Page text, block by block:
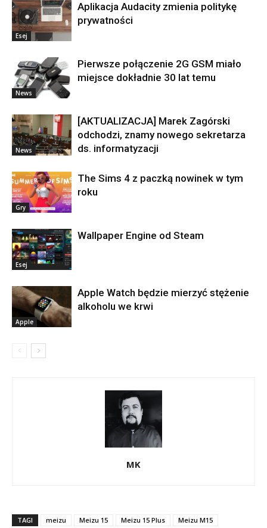
Esej
Aplikacja Audacity zmienia politykę
prywatności
News
Pierwsze połączenie 2G GSM miało
miejsce dokładnie 30 lat temu
News
[AKTUALIZACJA] Marek Zagórski
odchodzi, znamy nowego sekretarza
ds. informatyzacji
Gry
The Sims 4 z paczką nowinek w tym
roku
Esej
Wallpaper Engine od Steam
Apple
Apple Watch będzie mierzyć stężenie
alkoholu we krwi
MK
TAGI meizu Meizu 15 Meizu 15 Plus Meizu M15